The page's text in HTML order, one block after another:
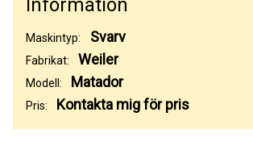
Information
Maskintyp: Svarv
Fabrikat: Weiler
Modell: Matador
Pris: Kontakta mig för pris